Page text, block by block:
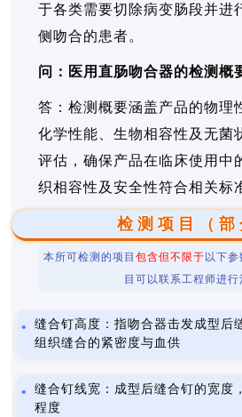
于各类需要切除病变肠段并进
侧吻合的患者。
问：医用直肠吻合器的检测概
答：检测概要涵盖产品的物理
化学性能、生物相容性及无菌
评估，确保产品在临床使用中
织相容性及安全性符合相关标
检测项目（部
本所可检测的项目 包含但不限于 以下
目可以联系工程师进行
缝合钉高度：指吻合器击发成型后
组织缝合的紧密度与血供
缝合钉线宽：成型后缝合钉的宽度
程度